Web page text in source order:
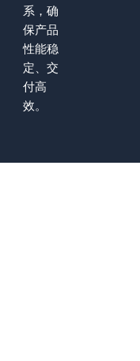
系，确
保产品
性能稳
定、交
付高
效。